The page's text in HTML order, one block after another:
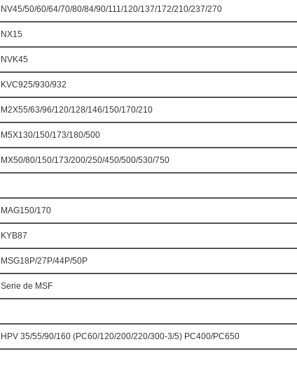
NV45/50/60/64/70/80/84/90/111/120/137/172/210/237/270
NX15
NVK45
KVC925/930/932
M2X55/63/96/120/128/146/150/170/210
M5X130/150/173/180/500
MX50/80/150/173/200/250/450/500/530/750
MAG150/170
KYB87
MSG18P/27P/44P/50P
Serie de MSF
HPV 35/55/90/160 (PC60/120/200/220/300-3/5) PC400/PC650